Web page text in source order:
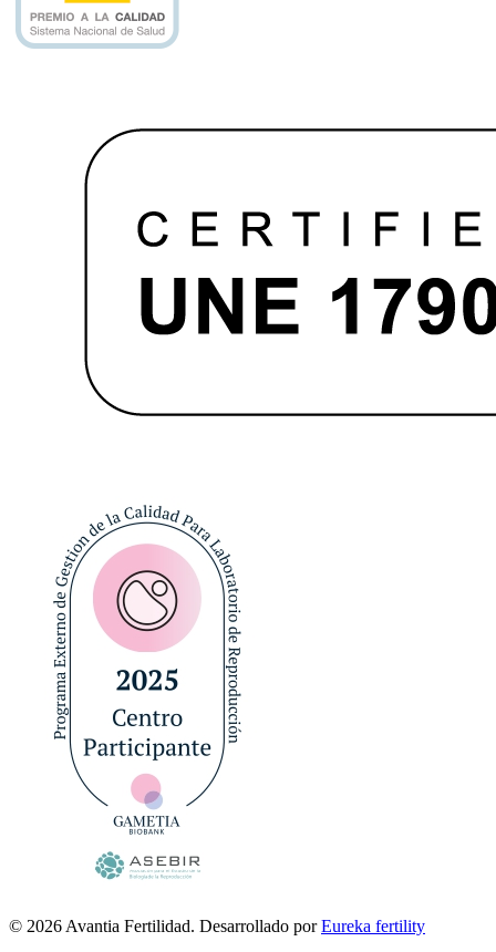
© 2026 Avantia Fertilidad. Desarrollado porEureka fertility